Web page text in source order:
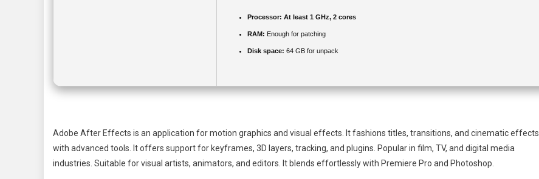
Processor: At least 1 GHz, 2 cores
RAM: Enough for patching
Disk space: 64 GB for unpack
Adobe After Effects is an application for motion graphics and visual effects. It fashions titles, transitions, and cinematic effects
with advanced tools. It offers support for keyframes, 3D layers, tracking, and plugins. Popular in film, TV, and digital media
industries. Suitable for visual artists, animators, and editors. It blends effortlessly with Premiere Pro and Photoshop.